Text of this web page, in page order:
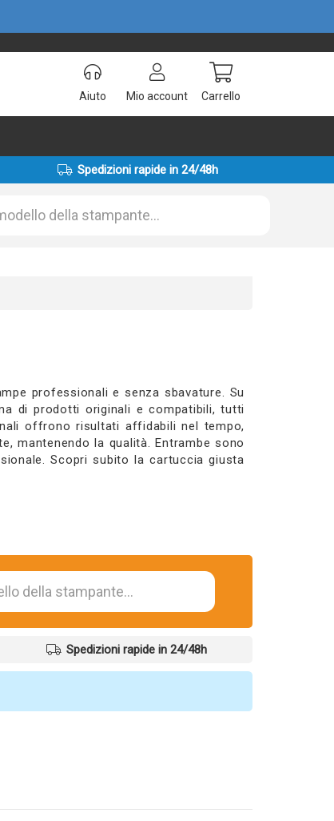
Aiuto Mio account Carrello
Spedizioni rapide in 24/48h
professionali e senza sbavature. Su
di prodotti originali e compatibili, tutti
offrono risultati affidabili nel tempo,
mantenendo la qualità. Entrambe sono
Scopri subito la cartuccia giusta
Spedizioni rapide in 24/48h